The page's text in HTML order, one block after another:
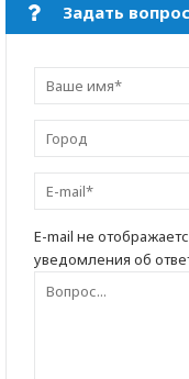
Задать вопрос
E-mail не
уведомления об